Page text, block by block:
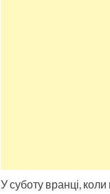
У суботу вранці,